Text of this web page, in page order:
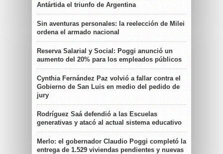
Antártida el triunfo de Argentina
Sin aventuras personales: la reelección de Milei
ordena el armado nacional
Reserva Salarial y Social: Poggi anunció un
aumento del 20% para los empleados públicos
Cynthia Fernández Paz volvió a fallar contra el
Gobierno de San Luis en medio del pedido de
jury
Rodríguez Saá defendió a las Escuelas
generativas y atacó al actual sistema educativo
Merlo: el gobernador Claudio Poggi completó la
entrega de 1.529 viviendas pendientes y nuevas